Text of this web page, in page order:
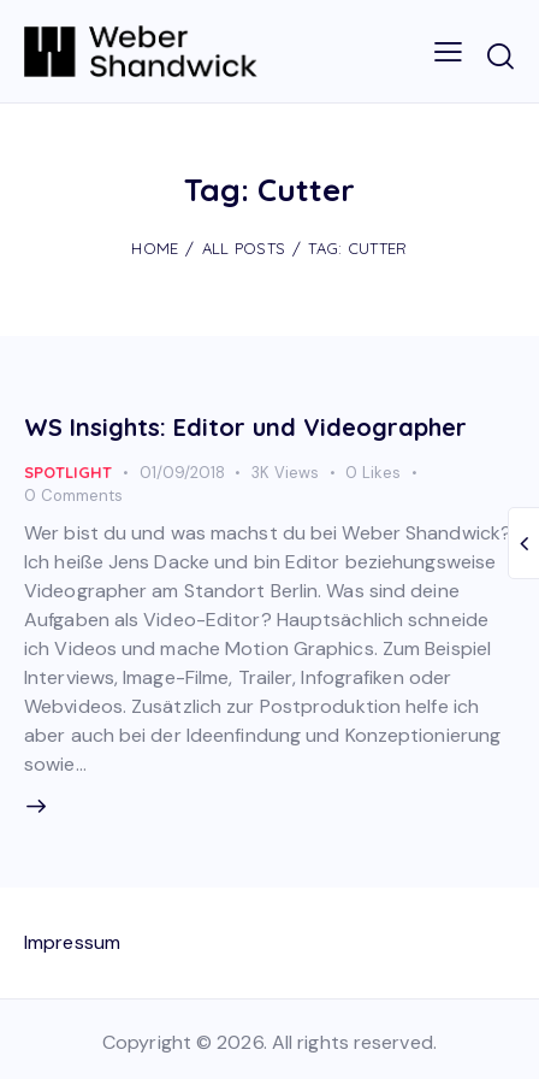
Tag: Cutter
HOME ALL POSTS TAG: CUTTER
WS Insights: Editor und Videographer
SPOTLIGHT 01/09/2018 3K Views 0 Likes
0 Comments
Wer bist du und was machst du bei Weber Shandwick?
Ich heiße Jens Dacke und bin Editor beziehungsweise
Videographer am Standort Berlin. Was sind deine
Aufgaben als Video-Editor? Hauptsächlich schneide
ich Videos und mache Motion Graphics. Zum Beispiel
Interviews, Image-Filme, Trailer, Infografiken oder
Webvideos. Zusätzlich zur Postproduktion helfe ich
aber auch bei der Ideenfindung und Konzeptionierung
sowie…
Impressum
Copyright © 2026. All rights reserved.